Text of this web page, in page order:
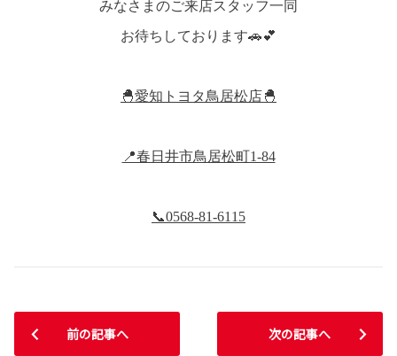
みなさまのご来店スタッフ一同
お待ちしております🚗💕
🐣愛知トヨタ鳥居松店🐣
📍春日井市鳥居松町1-84
📞0568-81-6115
前の記事へ 次の記事へ